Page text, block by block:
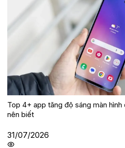
Top 4+ app tăng độ sáng màn
nên biết
31/07/2026